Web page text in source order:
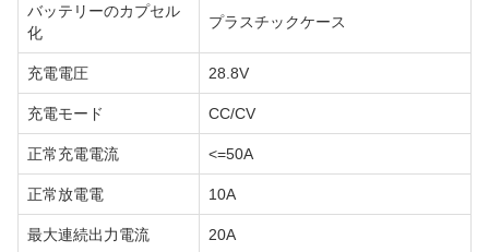
バッテリーのカプセル
化
プラスチックケース
充電電圧 28.8V
充電モード CC/CV
正常充電電流 <=50A
正常放電電 10A
最大連続出力電流 20A